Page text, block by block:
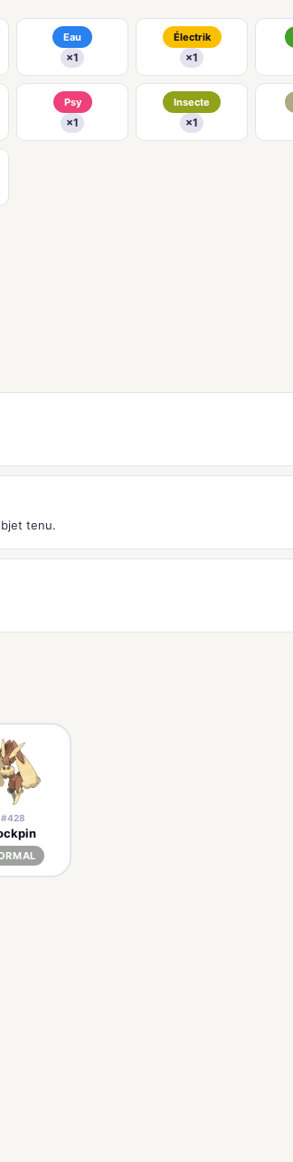
Eau
×1
Électrik
×1
Psy
×1
Insecte
×1
tenu.
#428